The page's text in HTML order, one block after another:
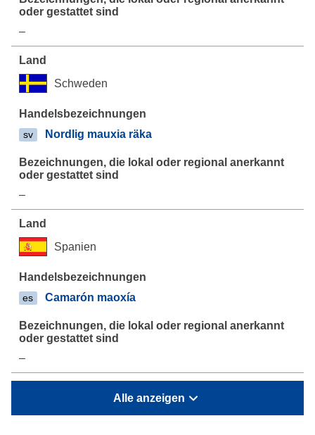
–
Schweden
sv Nordlig mauxia räka
–
Spanien
es Camarón maoxía
–
Alle anzeigen